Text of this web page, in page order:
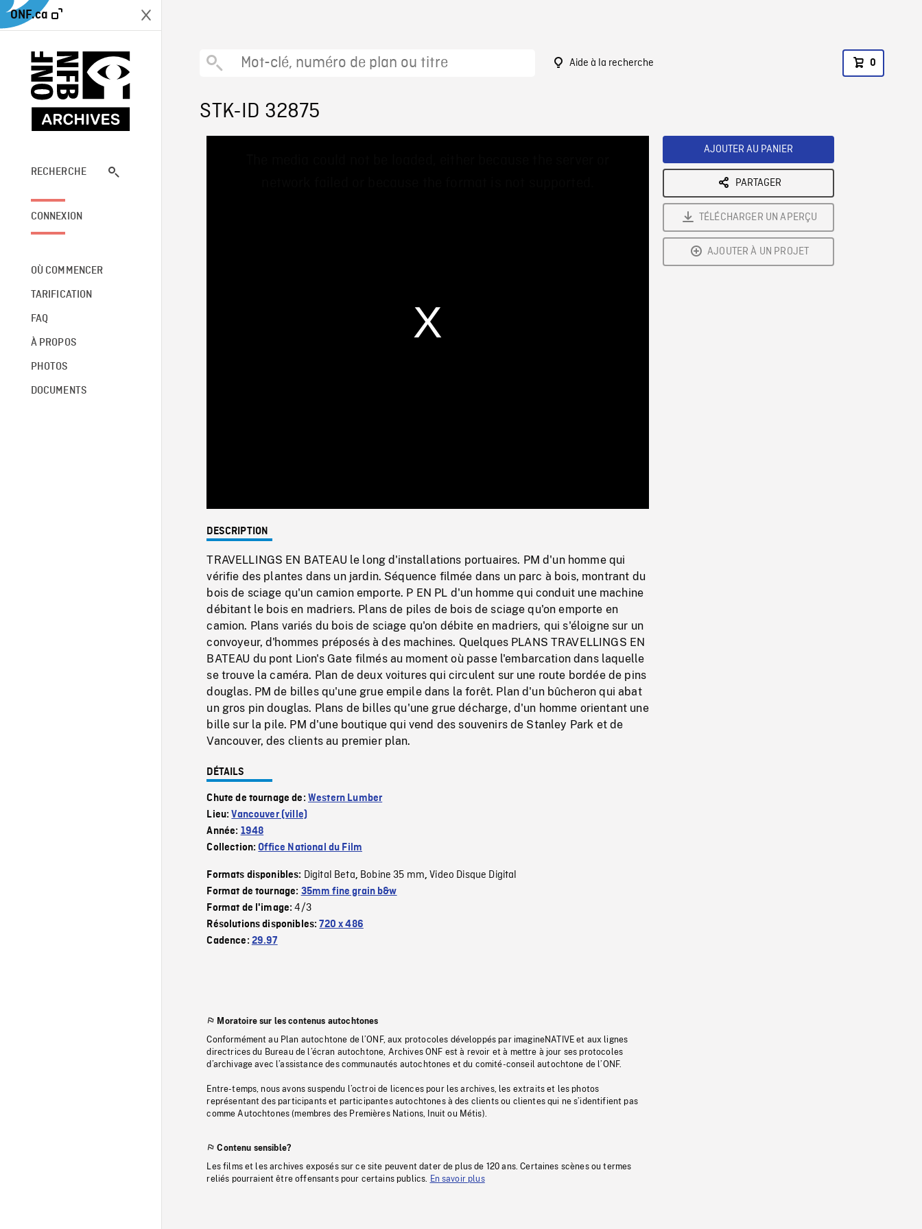
ONF.ca
RECHERCHE
CONNEXION
OÙ COMMENCER
TARIFICATION
FAQ
À PROPOS
PHOTOS
DOCUMENTS
Aide à la recherche 0
STK-ID 32875
0%
Rate
DESCRIPTION
TRAVELLINGS EN BATEAU le long d'installations portuaires. PM d'un homme qui
vérifie des plantes dans un jardin. Séquence filmée dans un parc à bois, montrant du
bois de sciage qu'un camion emporte. P EN PL d'un homme qui conduit une machine
débitant le bois en madriers. Plans de piles de bois de sciage qu'on emporte en
camion. Plans variés du bois de sciage qu'on débite en madriers, qui s'éloigne sur un
convoyeur, d'hommes préposés à des machines. Quelques PLANS TRAVELLINGS EN
BATEAU du pont Lion's Gate filmés au moment où passe l'embarcation dans laquelle
se trouve la caméra. Plan de deux voitures qui circulent sur une route bordée de pins
douglas. PM de billes qu'une grue empile dans la forêt. Plan d'un bûcheron qui abat
un gros pin douglas. Plans de billes qu'une grue décharge, d'un homme orientant une
bille sur la pile. PM d'une boutique qui vend des souvenirs de Stanley Park et de
Vancouver, des clients au premier plan.
DÉTAILS
Chute de tournage de: Western Lumber
Lieu:Vancouver (ville)
Année: 1948
Collection:Office National du Film
Formats disponibles: Digital Beta, Bobine 35 mm,Video Disque Digital
Format de tournage: 35mm fine grain b&w
Format de l'image:4/3
Résolutions disponibles:720 x 486
Cadence: 29.97
Moratoire sur les contenus autochtones
Conformément au Plan autochtone de l’ONF, aux protocoles développés par imagineNATIVE et aux lignes
directrices du Bureau de l’écran autochtone, Archives ONF est à revoir et à mettre à jour ses protocoles
d’archivage avec l’assistance des communautés autochtones et du comité-conseil autochtone de l’ONF.
Entre-temps, nous avons suspendu l’octroi de licences pour les archives, les extraits et les photos
représentant des participants et participantes autochtones à des clients ou clientes qui ne s’identifient pas
comme Autochtones (membres des Premières Nations, Inuit ou Métis).
Contenu sensible?
Les films et les archives exposés sur ce site peuvent dater de plus de 120 ans. Certaines scènes ou termes
reliés pourraient être offensants pour certains publics.
En savoir plus
AJOUTER AU PANIER
PARTAGER
TÉLÉCHARGER UN APERÇU
AJOUTER À UN PROJET